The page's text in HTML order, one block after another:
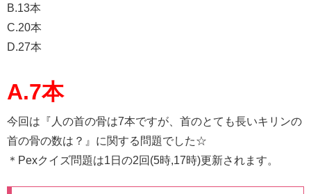
B.13本
C.20本
D.27本
A.7本
今回は『人の首の骨は7本ですが、首のとても長いキリンの
首の骨の数は？』に関する問題でした☆
＊Pexクイズ問題は1日の2回(5時,17時)更新されます。